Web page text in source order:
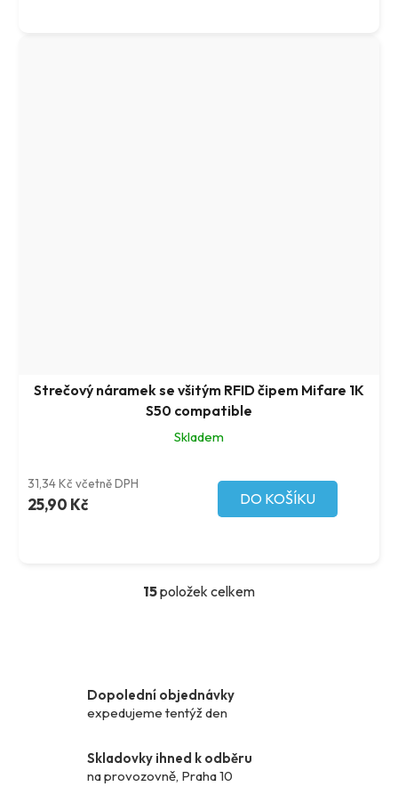
Strečový náramek se všitým RFID čipem Mifare 1K
S50 compatible
Skladem
31,34 Kč včetně DPH
25,90 Kč DO KOŠÍKU
O
a
c
p
r
15položek celkem
Dopolední objednávky
expedujeme tentýž den
Skladovky ihned k odběru
na provozovně, Praha 10